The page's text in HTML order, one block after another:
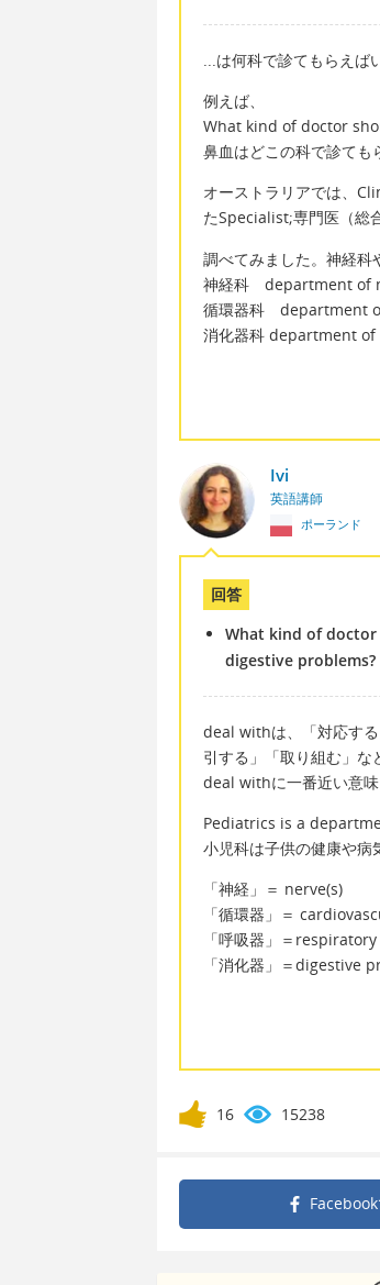
...は何科で診てもらえば
例えば、
What kind of doctor
鼻血はどこの科で診ても
オーストラリアでは、
たSpecialist;専門医（総
調べてみました。神経科
神経科 department of
循環器科 department
消化器科 department
Ivi
英語講師
ポーランド
回答
What kind of doctor
digestive problems?
deal withは、「対応す
引する」「取り組む」
deal withに一番近い意味
Pediatrics is a
小児科は子供の健康や病
「神経」＝ nerve(s)
「循環器」＝
「呼吸器」＝
「消化器」＝digestive
16 15238